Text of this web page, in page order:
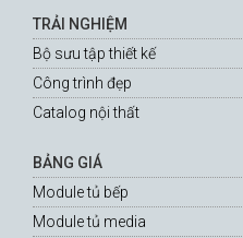
TRẢI NGHIỆM
Bộ sưu tập thiết kế
Công trình đẹp
Catalog nội thất
BẢNG GIÁ
Module tủ bếp
Module tủ media